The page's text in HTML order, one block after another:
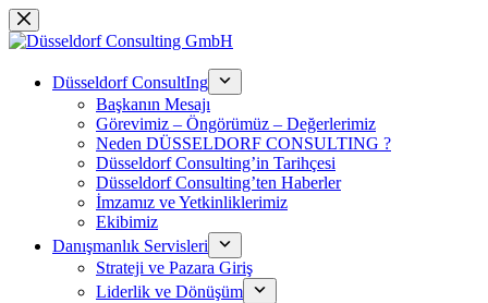
Skip
to
Düsseldorf ConsultIng
Başkanın Mesajı
Görevimiz – Öngörümüz – Değerlerimiz
Neden DÜSSELDORF CONSULTING ?
Düsseldorf Consulting’in Tarihçesi
Düsseldorf Consulting’ten Haberler
İmzamız ve Yetkinliklerimiz
Ekibimiz
Danışmanlık Servisleri
Strateji ve Pazara Giriş
Liderlik ve Dönüşüm